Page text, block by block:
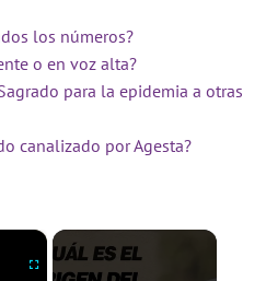
los números?
o en voz alta?
para la epidemia a otras
canalizado por Agesta?
×